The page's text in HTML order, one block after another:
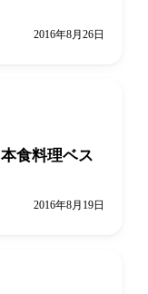
2016年8月26日
食料理ベス
2016年8月19日